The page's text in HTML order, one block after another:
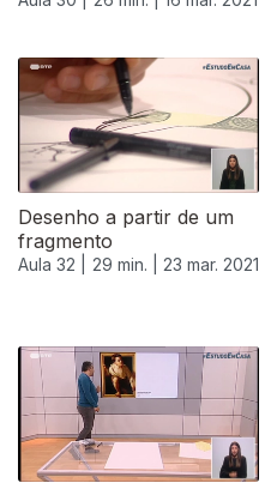
Desenho a partir de um
fragmento
Aula 32 | 29 min. | 23 mar. 2021
535565